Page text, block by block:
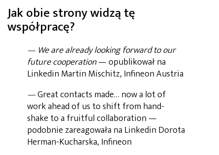
Jak obie strony widzą tę
współpracę?
— We are already looking forward to our
future cooperation— opublikował na
Linkedin Martin Mischitz, Infineon Austria
—Great contacts made… now a lot of
work ahead of us to shift from hand-
shake to a fruitful collaboration —
podobnie zareagowała na Linkedin Dorota
Herman-Kucharska, Infineon